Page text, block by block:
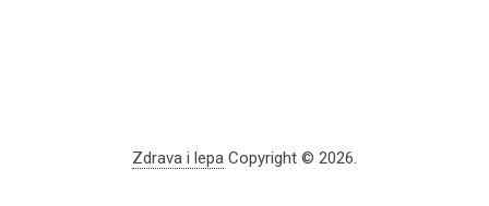
Zdrava i lepaCopyright © 2026.